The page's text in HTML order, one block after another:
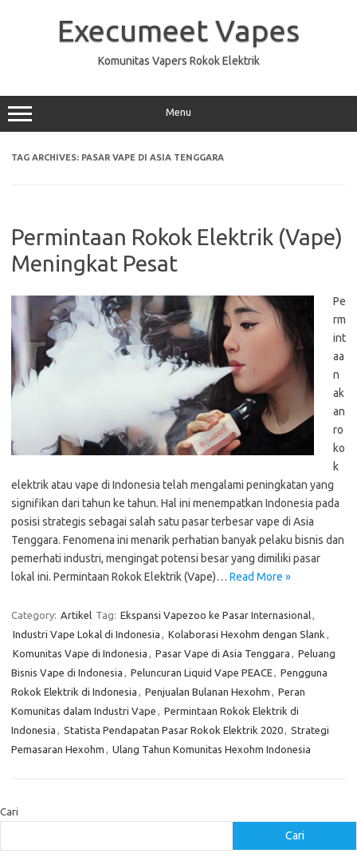
Execumeet Vapes
Komunitas Vapers Rokok Elektrik
Menu
TAG ARCHIVES: PASAR VAPE DI ASIA TENGGARA
Permintaan Rokok Elektrik (Vape)
Meningkat Pesat
Pe
rm
int
aa
n
ak
an
ro
ko
k
elektrik atau vape di Indonesia telah mengalami peningkatan yang
signifikan dari tahun ke tahun. Hal ini menempatkan Indonesia pada
posisi strategis sebagai salah satu pasar terbesar vape di Asia
Tenggara. Fenomena ini menarik perhatian banyak pelaku bisnis dan
pemerhati industri, mengingat potensi besar yang dimiliki pasar
lokal ini. Permintaan Rokok Elektrik (Vape)… Read More »
Category: Artikel Tag: Ekspansi Vapezoo ke Pasar Internasional,
Industri Vape Lokal di Indonesia , Kolaborasi Hexohm dengan Slank ,
Komunitas Vape di Indonesia , Pasar Vape di Asia Tenggara , Peluang
Bisnis Vape di Indonesia , Peluncuran Liquid Vape PEACE, Pengguna
Rokok Elektrik di Indonesia , Penjualan Bulanan Hexohm , Peran
Komunitas dalam Industri Vape , Permintaan Rokok Elektrik di
Indonesia , Statista Pendapatan Pasar Rokok Elektrik 2020, Strategi
Pemasaran Hexohm , Ulang Tahun Komunitas Hexohm Indonesia
Cari
Cari